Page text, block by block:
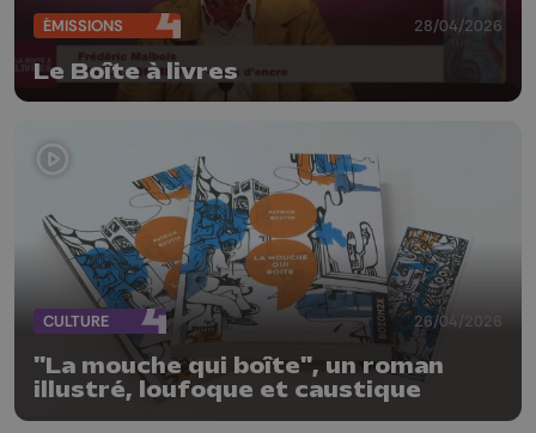
ÉMISSIONS 28/04/2026
Le Boîte à livres
CULTURE 26/04/2026
"La mouche qui boîte", un roman
illustré, loufoque et caustique